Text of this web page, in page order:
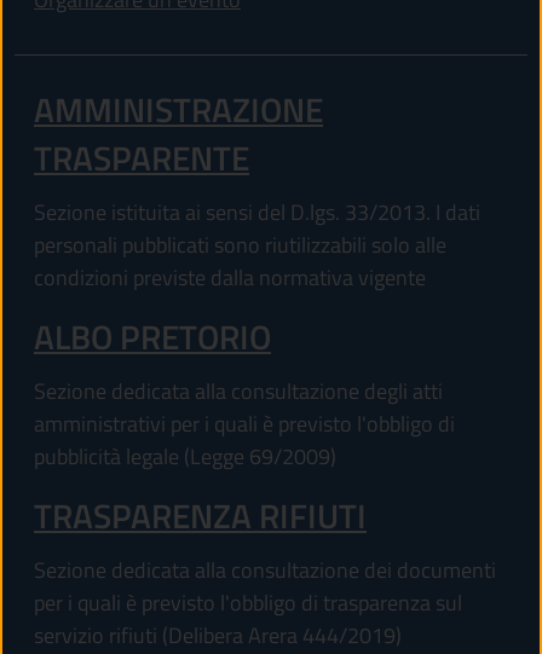
AMMINISTRAZIONE
TRASPARENTE
Sezione istituita ai sensi del D.lgs. 33/2013. I dati
personali pubblicati sono riutilizzabili solo alle
condizioni previste dalla normativa vigente
ALBO PRETORIO
Sezione dedicata alla consultazione degli atti
amministrativi per i quali è previsto l'obbligo di
pubblicità legale (Legge 69/2009)
TRASPARENZA RIFIUTI
Sezione dedicata alla consultazione dei documenti
per i quali è previsto l'obbligo di trasparenza sul
servizio rifiuti (Delibera Arera 444/2019)